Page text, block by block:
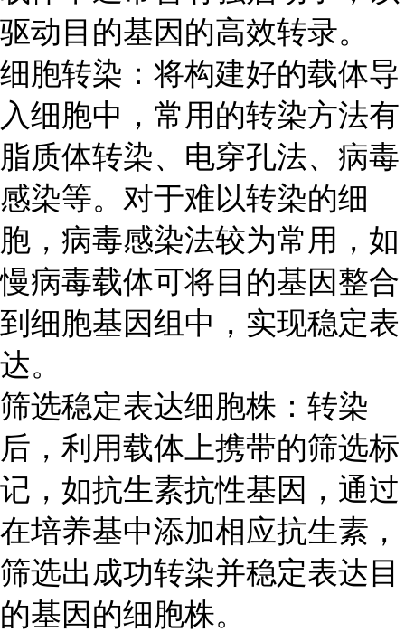
驱动目的基因的高效转录。
细胞转染：将构建好的载体导
入细胞中，常用的转染方法有
脂质体转染、电穿孔法、病毒
感染等。对于难以转染的细
胞，病毒感染法较为常用，如
慢病毒载体可将目的基因整合
到细胞基因组中，实现稳定表
达。
筛选稳定表达细胞株：转染
后，利用载体上携带的筛选标
记，如抗生素抗性基因，通过
在培养基中添加相应抗生素，
筛选出成功转染并稳定表达目
的基因的细胞株。